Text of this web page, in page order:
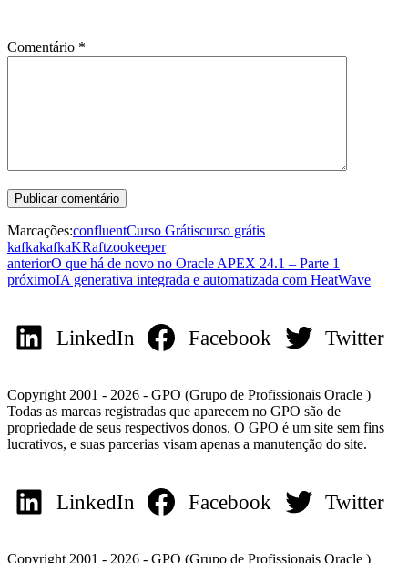
Comentário *
Marcações:confluentCurso Grátiscurso grátis
kafkakafkaKRaftzookeeper
anteriorO que há de novo no Oracle APEX 24.1 – Parte 1
próximoIA generativa integrada e automatizada com HeatWave
LinkedIn Facebook Twitter
Copyright 2001 - 2026 - GPO (Grupo de Profissionais Oracle )
Todas as marcas registradas que aparecem no GPO são de
propriedade de seus respectivos donos. O GPO é um site sem fins
lucrativos, e suas parcerias visam apenas a manutenção do site.
LinkedIn Facebook Twitter
Copyright 2001 - 2026 - GPO (Grupo de Profissionais Oracle )